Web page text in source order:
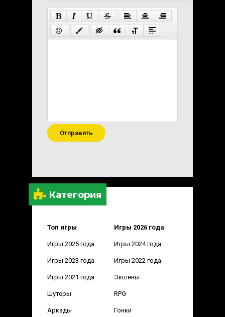
Категория
Топ игры Игры 2026 года
Игры 2025 года Игры 2024 года
Игры 2023 года Игры 2022 года
Игры 2021 года Экшены
Шутеры RPG
Аркады Гонки
Отправить